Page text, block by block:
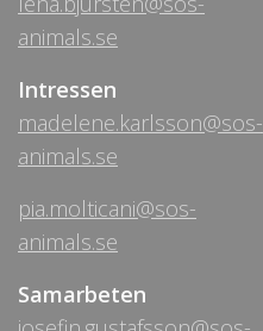
animals.se
Intressen
madelene.karlsson@sos-
animals.se
pia.molticani@sos-
animals.se
Samarbeten